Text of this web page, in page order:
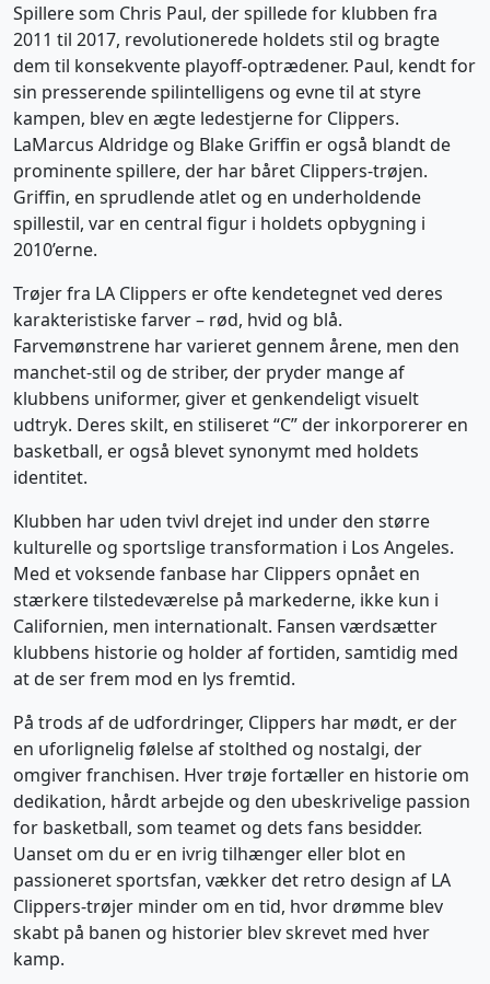
Spillere som Chris Paul, der spillede for klubben fra
2011 til 2017, revolutionerede holdets stil og bragte
dem til konsekvente playoff-optrædener. Paul, kendt for
sin presserende spilintelligens og evne til at styre
kampen, blev en ægte ledestjerne for Clippers.
LaMarcus Aldridge og Blake Griffin er også blandt de
prominente spillere, der har båret Clippers-trøjen.
Griffin, en sprudlende atlet og en underholdende
spillestil, var en central figur i holdets opbygning i
2010’erne.
Trøjer fra LA Clippers er ofte kendetegnet ved deres
karakteristiske farver – rød, hvid og blå.
Farvemønstrene har varieret gennem årene, men den
manchet-stil og de striber, der pryder mange af
klubbens uniformer, giver et genkendeligt visuelt
udtryk. Deres skilt, en stiliseret “C” der inkorporerer en
basketball, er også blevet synonymt med holdets
identitet.
Klubben har uden tvivl drejet ind under den større
kulturelle og sportslige transformation i Los Angeles.
Med et voksende fanbase har Clippers opnået en
stærkere tilstedeværelse på markederne, ikke kun i
Californien, men internationalt. Fansen værdsætter
klubbens historie og holder af fortiden, samtidig med
at de ser frem mod en lys fremtid.
På trods af de udfordringer, Clippers har mødt, er der
en uforlignelig følelse af stolthed og nostalgi, der
omgiver franchisen. Hver trøje fortæller en historie om
dedikation, hårdt arbejde og den ubeskrivelige passion
for basketball, som teamet og dets fans besidder.
Uanset om du er en ivrig tilhænger eller blot en
passioneret sportsfan, vækker det retro design af LA
Clippers-trøjer minder om en tid, hvor drømme blev
skabt på banen og historier blev skrevet med hver
kamp.